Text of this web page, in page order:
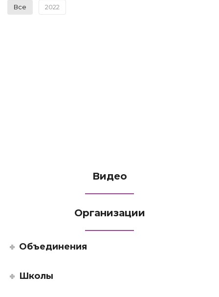
Все 2022
Видео
Организации
Объединения
Школы